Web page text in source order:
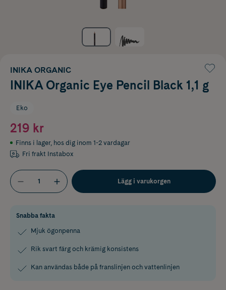
INIKA ORGANIC
INIKA Organic Eye Pencil Black 1,1 g
Eko
219 kr
Finns i lager, hos dig inom 1-2 vardagar
Fri frakt Instabox
Lägg i varukorgen
Snabba fakta
Mjuk ögonpenna
Rik svart färg och krämig konsistens
Kan användas både på franslinjen och vattenlinjen